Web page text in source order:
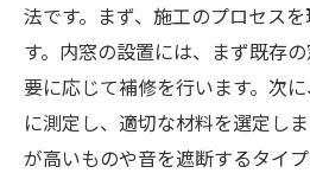
法です。まず、施工のプロセス
す。内窓の設置には、まず既存
要に応じて補修を行います。次
に測定し、適切な材料を選定し
が高いものや音を遮断するタイ